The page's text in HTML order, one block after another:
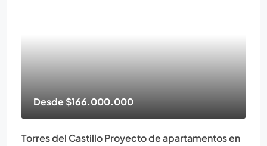
Desde$166.000.000
Torres del Castillo Proyecto de apartamentos en